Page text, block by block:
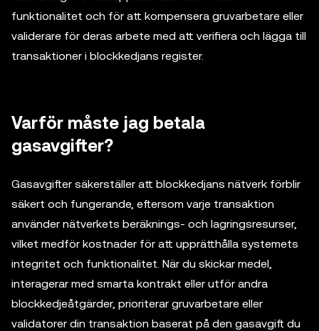
funktionalitet och för att kompensera gruvarbetare eller
validerare för deras arbete med att verifiera och lägga till
transaktioner i blockkedjans register.
Varför måste jag betala
gasavgifter?
Gasavgifter säkerställer att blockkedjans nätverk förblir
säkert och fungerande, eftersom varje transaktion
använder nätverkets beräknings- och lagringsresurser,
vilket medför kostnader för att upprätthålla systemets
integritet och funktionalitet. När du skickar medel,
interagerar med smarta kontrakt eller utför andra
blockkedjeåtgärder, prioriterar gruvarbetare eller
validatorer din transaktion baserat på den gasavgift du